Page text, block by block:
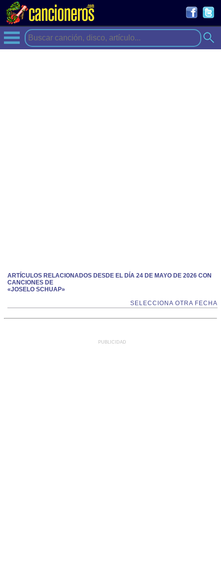
ARTÍCULOS RELACIONADOS DESDE EL DÍA 24 DE MAYO DE 2026 CON
CANCIONES DE
«JOSELO SCHUAP»
SELECCIONA OTRA FECHA
PUBLICIDAD